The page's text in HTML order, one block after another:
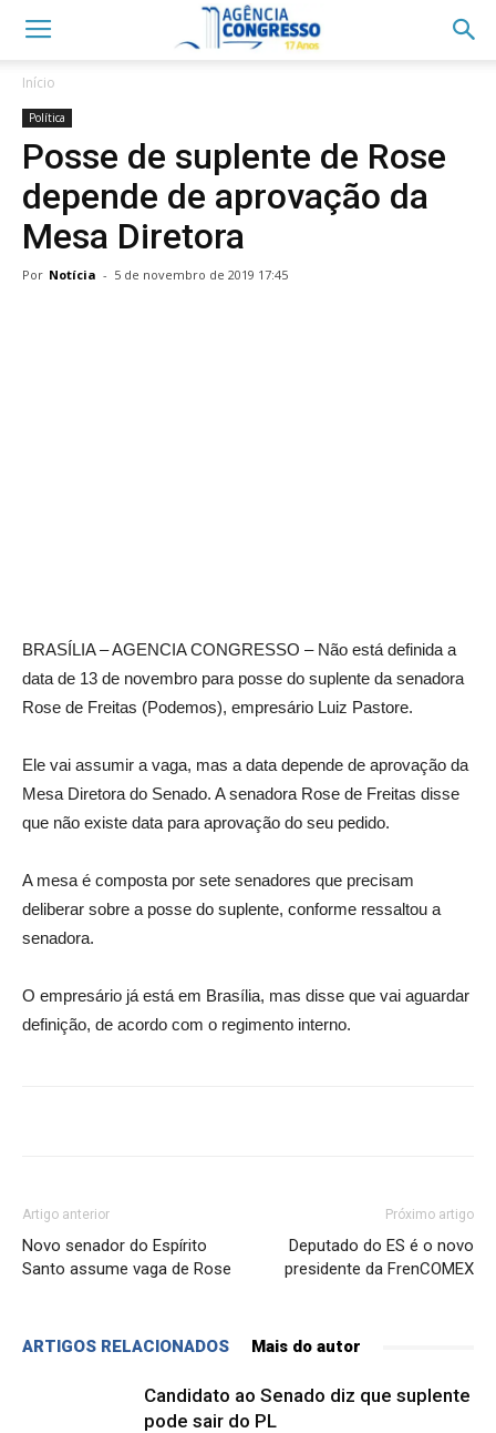
Início
Política
Posse de suplente de Rose
depende de aprovação da
Mesa Diretora
Por Notícia - 5 de novembro de 2019 17:45
BRASÍLIA – AGENCIA CONGRESSO – Não está definida a
data de 13 de novembro para posse do suplente da senadora
Rose de Freitas (Podemos), empresário Luiz Pastore.
Ele vai assumir a vaga, mas a data depende de aprovação da
Mesa Diretora do Senado. A senadora Rose de Freitas disse
que não existe data para aprovação do seu pedido.
A mesa é composta por sete senadores que precisam
deliberar sobre a posse do suplente, conforme ressaltou a
senadora.
O empresário já está em Brasília, mas disse que vai aguardar
definição, de acordo com o regimento interno.
Artigo anterior
Novo senador do Espírito
Santo assume vaga de Rose
Próximo artigo
Deputado do ES é o novo
presidente da FrenCOMEX
ARTIGOS RELACIONADOS Mais do autor
Candidato ao Senado diz que suplente
pode sair do PL